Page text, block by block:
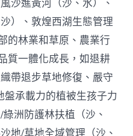
沙進黃河（沙、水）、
）、敦煌西湖生態管理
的林業和草原、農業行
質一體化成長，如退耕
帶退步草地修復、嚴守
盤承載力的植被生孩子力
洲防護林扶植（沙、
地/草地全域管理（沙、